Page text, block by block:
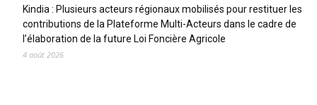
Kindia : Plusieurs acteurs régionaux mobilisés pour restituer les
contributions de la Plateforme Multi-Acteurs dans le cadre de
l’élaboration de la future Loi Foncière Agricole
4 août 2026